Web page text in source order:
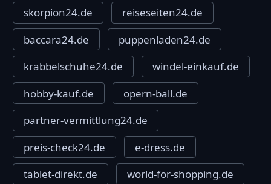
skorpion24.de
reiseseiten24.de
baccara24.de
puppenladen24.de
krabbelschuhe24.de
windel-einkauf.de
hobby-kauf.de
opern-ball.de
partner-vermittlung24.de
preis-check24.de
e-dress.de
tablet-direkt.de
world-for-shopping.de